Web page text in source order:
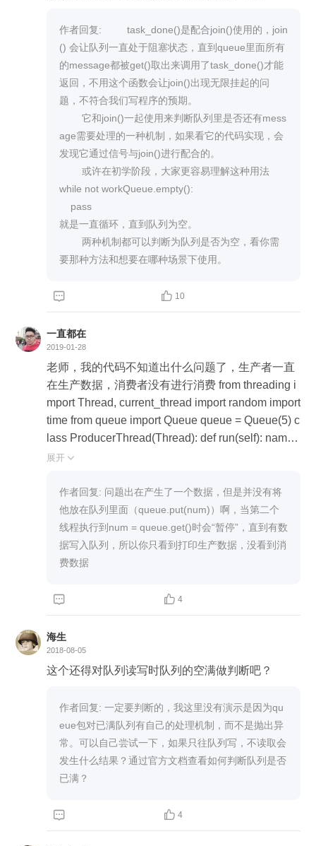
作者回复:         task_done()是配合join()使用的，join
() 会让队列一直处于阻塞状态，直到queue里面所有
的message都被get()取出来调用了task_done()才能
返回，不用这个函数会让join()出现无限挂起的问
题，不符合我们写程序的预期。
age需要处理的一种机制，如果看它的代码实现，会
发现它通过信号与join()进行配合的。
while not workQueue.empty():
就是一直循环，直到队列为空。
要那种方法和想要在哪种场景下使用。
  10
一直都在
2019-01-28
老师，我的代码不知道出什么问题了，生产者一直
在生产数据，消费者没有进行消费 from threading i
mport Thread, current_thread import random import
time from queue import Queue queue = Queue(5) c
lass ProducerThread(Thread): def run(self): name
= current_thread().getName() nums = range(100) gl
t = random.randint(1, 3) time.sleep(t) print('生产者
%s 休眠了 %s 秒' % (name, t)) class ConsumerThr
ead(Thread): def run(self): name = current_thread
().getName() global queue while True: num = queu
数据 %s' % (name, num)) t = random.randint(1, 5) ti
e, t)) p1 = ProducerThread(name='p1') p1.start() c1
= ConsumerThread(name='c1') c1.start()
展开 
作者回复: 问题出在产生了一个数据，但是并没有将
他放在队列里面（queue.put(num)）啊，当第二个
线程执行到num = queue.get()时会“暂停”，直到有数
据写入队列，所以你只看到打印生产数据，没看到消
费数据
  4
海生
2018-08-05
这个还得对队列读写时队列的空满做判断吧？
作者回复: 一定要判断的，我这里没有演示是因为qu
eue包对已满队列有自己的处理机制，而不是抛出异
常。可以自己尝试一下，如果只往队列写，不读取会
发生什么结果？通过官方文档查看如何判断队列是否
已满？
  4